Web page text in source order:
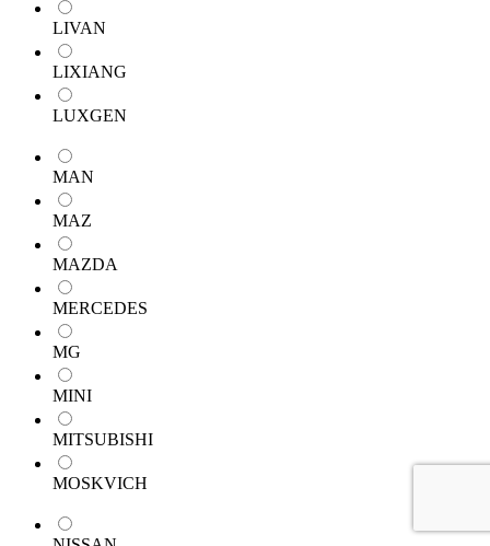
LIVAN
LIXIANG
LUXGEN
MAN
MAZ
MAZDA
MERCEDES
MG
MINI
MITSUBISHI
MOSKVICH